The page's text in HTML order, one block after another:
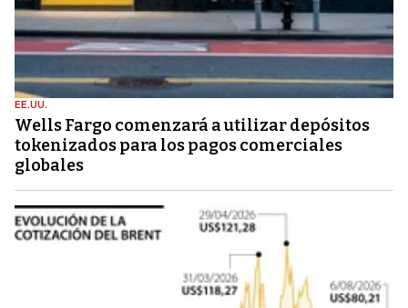
EE.UU.
Wells Fargo comenzará a utilizar depósitos
tokenizados para los pagos comerciales
globales